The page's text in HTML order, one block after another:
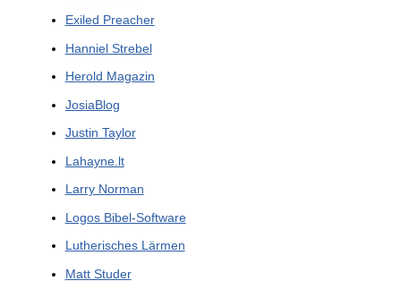
Exiled Preacher
Hanniel Strebel
Herold Magazin
JosiaBlog
Justin Taylor
Lahayne.lt
Larry Norman
Logos Bibel-Software
Lutherisches Lärmen
Matt Studer